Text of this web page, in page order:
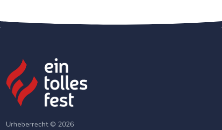
Urheberrecht © 2026